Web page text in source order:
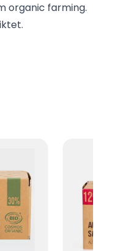
organic farming.